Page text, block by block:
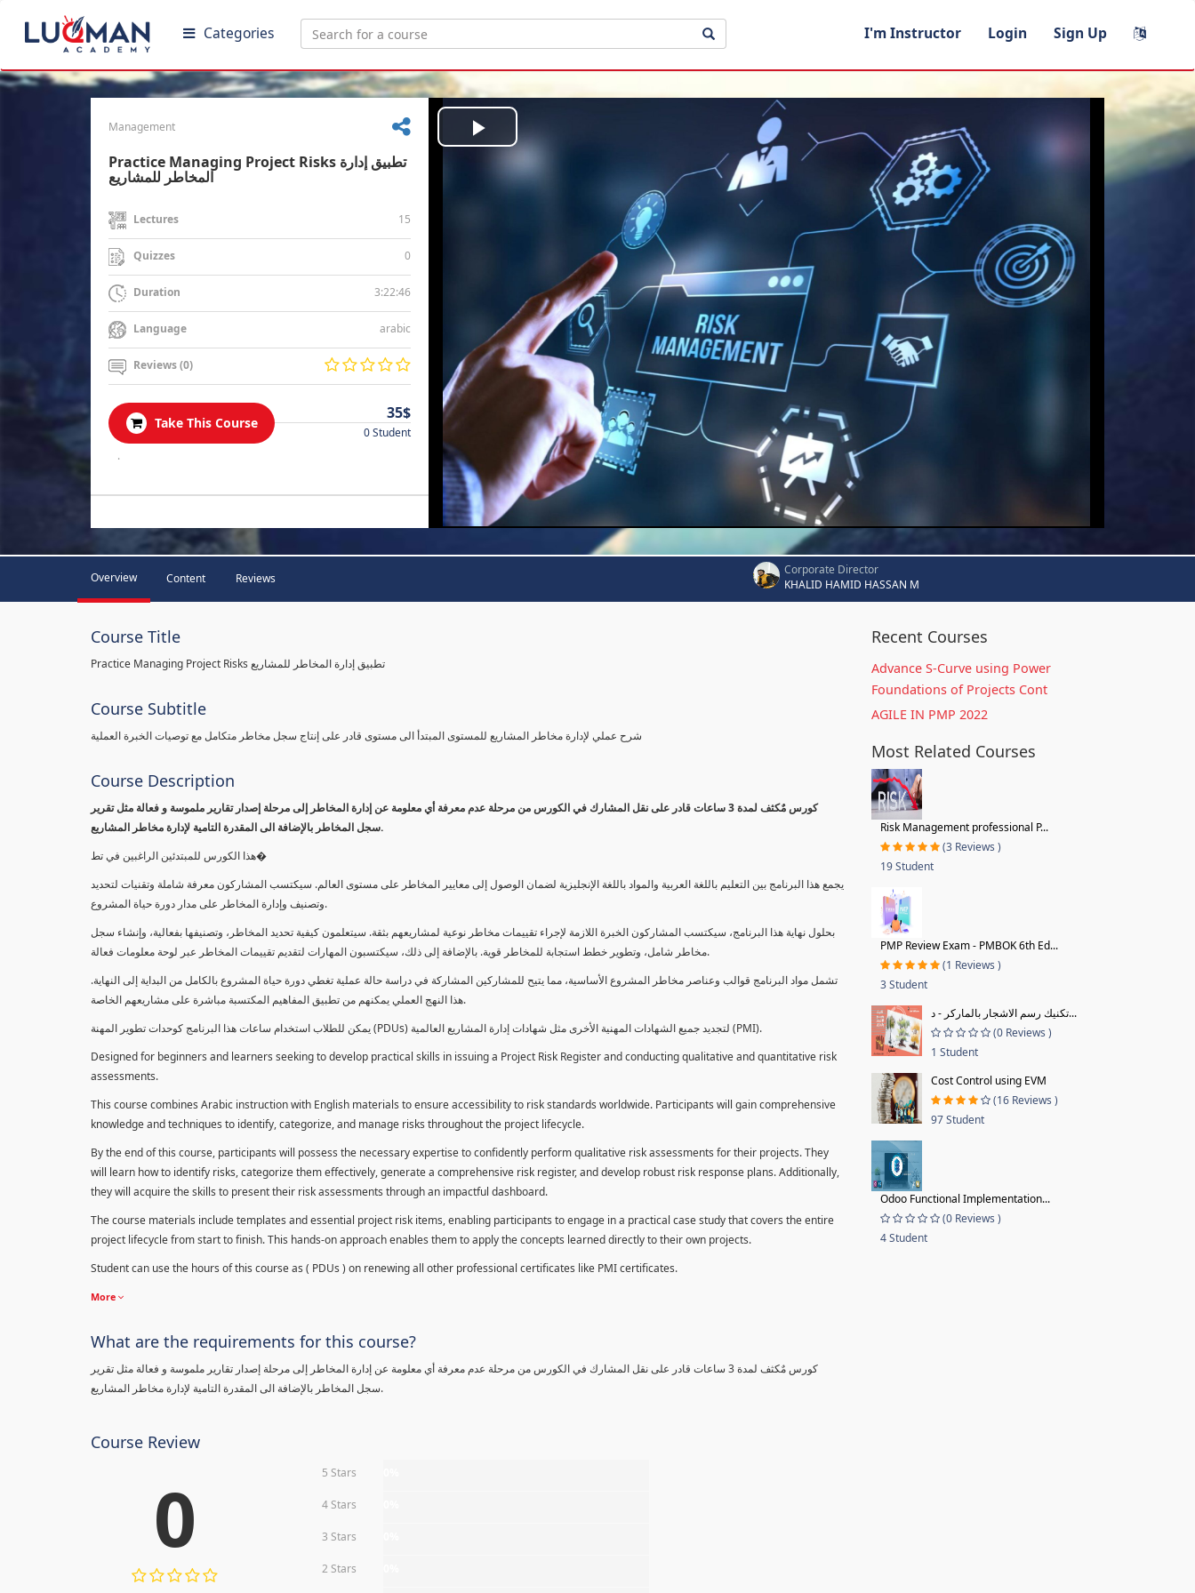
Categories I'm Instructor Login Sign Up
Management
Practice Managing Project Risks تطبيق إدارة
المخاطر للمشاريع
Lectures 15
Quizzes 0
Duration 3:22:46
Language arabic
Reviews (0)
Take This Course
35$
0 Student
.
Play
Video
Overview Content Reviews
Corporate Director
KHALID HAMID HASSAN M
Course Title
Practice Managing Project Risks تطبيق إدارة المخاطر للمشاريع
Course Subtitle
شرح عملي لإدارة مخاطر المشاريع للمستوى المبتدأ الى مستوى قادر على إنتاج سجل مخاطر متكامل مع توصيات الخبرة العملية
Course Description
كورس مٌكثف لمدة 3 ساعات قادر على نقل المشارك في الكورس من مرحلة عدم معرفة أي معلومة عن إدارة المخاطر إلى مرحلة إصدار تقارير ملموسة و فعالة مثل تقرير
سجل المخاطر بالإضافة الى المقدرة التامية لإدارة مخاطر المشاريع.
هذا الكورس للمبتدئين الراغبين في تط�
يجمع هذا البرنامج بين التعليم باللغة العربية والمواد باللغة الإنجليزية لضمان الوصول إلى معايير المخاطر على مستوى العالم. سيكتسب المشاركون معرفة شاملة وتقنيات لتحديد
وتصنيف وإدارة المخاطر على مدار دورة حياة المشروع.
بحلول نهاية هذا البرنامج، سيكتسب المشاركون الخبرة اللازمة لإجراء تقييمات مخاطر نوعية لمشاريعهم بثقة. سيتعلمون كيفية تحديد المخاطر، وتصنيفها بفعالية، وإنشاء سجل
مخاطر شامل، وتطوير خطط استجابة للمخاطر قوية. بالإضافة إلى ذلك، سيكتسبون المهارات لتقديم تقييمات المخاطر عبر لوحة معلومات فعالة.
تشمل مواد البرنامج قوالب وعناصر مخاطر المشروع الأساسية، مما يتيح للمشاركين المشاركة في دراسة حالة عملية تغطي دورة حياة المشروع بالكامل من البداية إلى النهاية.
هذا النهج العملي يمكنهم من تطبيق المفاهيم المكتسبة مباشرة على مشاريعهم الخاصة.
يمكن للطلاب استخدام ساعات هذا البرنامج كوحدات تطوير المهنة (PDUs) لتجديد جميع الشهادات المهنية الأخرى مثل شهادات إدارة المشاريع العالمية (PMI).
Designed for beginners and learners seeking to develop practical skills in issuing a Project Risk Register and conducting qualitative and quantitative risk
assessments.
This course combines Arabic instruction with English materials to ensure accessibility to risk standards worldwide. Participants will gain comprehensive
knowledge and techniques to identify, categorize, and manage risks throughout the project lifecycle.
By the end of this course, participants will possess the necessary expertise to confidently perform qualitative risk assessments for their projects. They
will learn how to identify risks, categorize them effectively, generate a comprehensive risk register, and develop robust risk response plans. Additionally,
they will acquire the skills to present their risk assessments through an impactful dashboard.
The course materials include templates and essential project risk items, enabling participants to engage in a practical case study that covers the entire
project lifecycle from start to finish. This hands-on approach enables them to apply the concepts learned directly to their own projects.
Student can use the hours of this course as ( PDUs ) on renewing all other professional certificates like PMI certificates.
More
What are the requirements for this course?
كورس مٌكثف لمدة 3 ساعات قادر على نقل المشارك في الكورس من مرحلة عدم معرفة أي معلومة عن إدارة المخاطر إلى مرحلة إصدار تقارير ملموسة و فعالة مثل تقرير
سجل المخاطر بالإضافة الى المقدرة التامية لإدارة مخاطر المشاريع.
Course Review
0 5 Stars
4 Stars
3 Stars
2 Stars
Recent Courses
Advance S-Curve using Power
Foundations of Projects Cont
AGILE IN PMP 2022
Most Related Courses
Risk Management professional P...
(3 Reviews )
19 Student
PMP Review Exam - PMBOK 6th Ed...
(1 Reviews )
3 Student
تكنيك رسم الاشجار بالماركر - د...
(0 Reviews )
1 Student
Cost Control using EVM
(16 Reviews )
97 Student
Odoo Functional Implementation...
(0 Reviews )
4 Student